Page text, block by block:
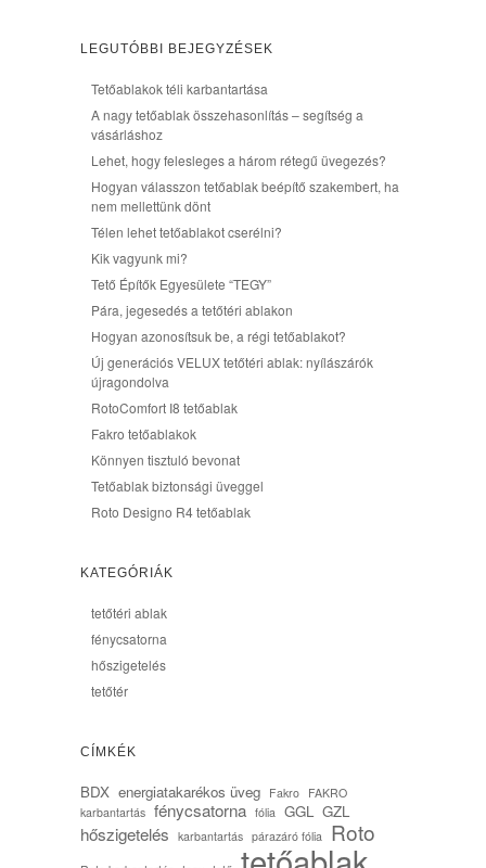
LEGUTÓBBI BEJEGYZÉSEK
Tetőablakok téli karbantartása
A nagy tetőablak összehasonlítás – segítség a
vásárláshoz
Lehet, hogy felesleges a három rétegű üvegezés?
Hogyan válasszon tetőablak beépítő szakembert, ha
nem mellettünk dönt
Télen lehet tetőablakot cserélni?
Kik vagyunk mi?
Tető Építők Egyesülete “TEGY”
Pára, jegesedés a tetőtéri ablakon
Hogyan azonosítsuk be, a régi tetőablakot?
Új generációs VELUX tetőtéri ablak: nyílászárók
újragondolva
RotoComfort I8 tetőablak
Fakro tetőablakok
Könnyen tisztuló bevonat
Tetőablak biztonsági üveggel
Roto Designo R4 tetőablak
KATEGÓRIÁK
tetőtéri ablak
fénycsatorna
hőszigetelés
tetőtér
CÍMKÉK
BDX energiatakarékos üveg Fakro FAKRO
karbantartás fénycsatorna fólia GGL GZL
hőszigetelés karbantartás párazáró fólia Roto